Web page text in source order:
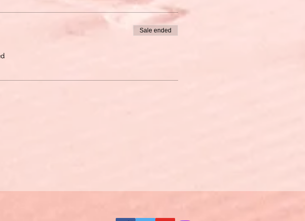
Sale ended